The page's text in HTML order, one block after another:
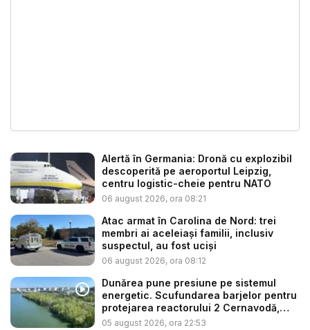
Alertă în Germania: Dronă cu explozibil
descoperită pe aeroportul Leipzig,
centru logistic-cheie pentru NATO
06 august 2026, ora 08:21
Atac armat în Carolina de Nord: trei
membri ai aceleiași familii, inclusiv
suspectul, au fost uciși
06 august 2026, ora 08:12
Dunărea pune presiune pe sistemul
energetic. Scufundarea barjelor pentru
protejarea reactorului 2 Cernavodă,
am...
05 august 2026, ora 22:53